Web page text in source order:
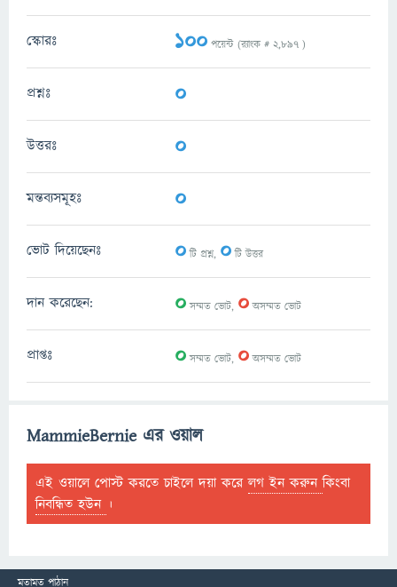
স্কোরঃ 100 পয়েন্ট (র‌্যাংক # 2,897 )
প্রশ্নঃ 0
উত্তরঃ 0
মন্তব্যসমূহঃ 0
ভোট দিয়েছেনঃ 0টি প্রশ্ন, 0টি উত্তর
দান করেছেন: 0সম্মত ভোট, 0অসম্মত ভোট
প্রাপ্তঃ 0সম্মত ভোট, 0অসম্মত ভোট
MammieBernie এর ওয়াল
এই ওয়ালে পোস্ট করতে চাইলে দয়া করেলগ ইন করুনকিংবা
নিবন্ধিত হউন ।
মতামত পাঠান